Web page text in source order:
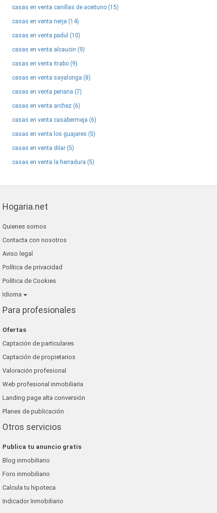
casas en venta canillas de aceituno (15)
casas en venta nerja (14)
casas en venta padul (10)
casas en venta alcaucin (9)
casas en venta itrabo (9)
casas en venta sayalonga (8)
casas en venta periana (7)
casas en venta archez (6)
casas en venta casabermeja (6)
casas en venta los guajares (5)
casas en venta dilar (5)
casas en venta la herradura (5)
Hogaria.net
Quienes somos
Contacta con nosotros
Aviso legal
Política de privacidad
Política de Cookies
Idioma
Para profesionales
Ofertas
Captación de particulares
Captación de propietarios
Valoración profesional
Web profesional inmobiliaria
Landing page alta conversión
Planes de publicación
Otros servicios
Publica tu anuncio gratis
Blog inmobiliario
Foro inmobiliario
Calcula tu hipoteca
Indicador Inmobiliario